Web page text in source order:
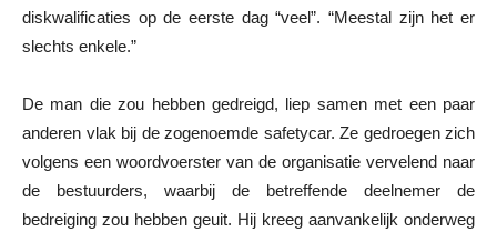
diskwalificaties op de eerste dag “veel”. “Meestal zijn het er
slechts enkele.”
De man die zou hebben gedreigd, liep samen met een paar
anderen vlak bij de zogenoemde safetycar. Ze gedroegen zich
volgens een woordvoerster van de organisatie vervelend naar
de bestuurders, waarbij de betreffende deelnemer de
bedreiging zou hebben geuit. Hij kreeg aanvankelijk onderweg